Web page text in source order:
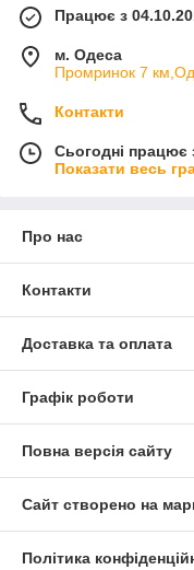
Працює з
м. Одеса
Промринок 7
Контакти
Сьогодні працює
Показати весь
Про нас
Контакти
Доставка та оплата
Графік роботи
Повна версія сайту
Сайт створено на
Політика